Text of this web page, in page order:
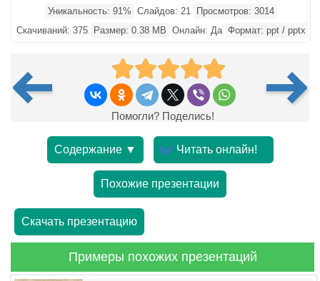
Уникальность: 91% Слайдов: 21
Просмотров: 3014
Скачиваний: 375
Размер: 0.38 MB Онлайн: Да Формат: ppt / pptx
Помогли? Поделись!
Содержание ▼ Читать онлайн!
Похожие презентации
Скачать презентацию
Примеры похожих презентаций